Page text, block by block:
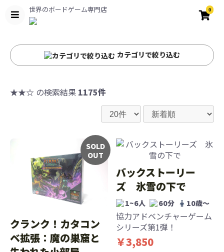
世界のボードゲーム専門店 0
カテゴリで絞り込む
★★☆ の検索結果 1175件
SOLD
OUT
クランク！カタコン
ベ拡張：魔の巣窟と
バックストーリー
ズ 氷雪の下で
1~6人 60分 10歳〜
協力アドベンチャーゲーム
シリーズ第1弾！
￥3,850